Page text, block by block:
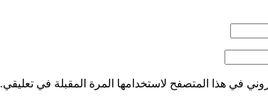
في هذا المتصفح لاستخدامها المرة المقبلة في تعليقي.